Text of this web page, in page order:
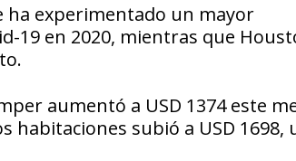
ha experimentado un mayor
19 en 2020, mientras que
aumentó a USD 1374 este
habitaciones subió a USD 1698,